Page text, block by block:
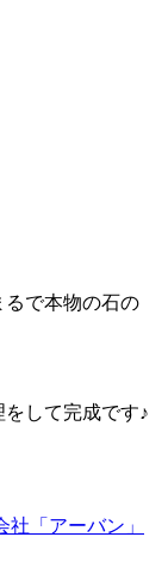
で本物の石の
して完成です♪